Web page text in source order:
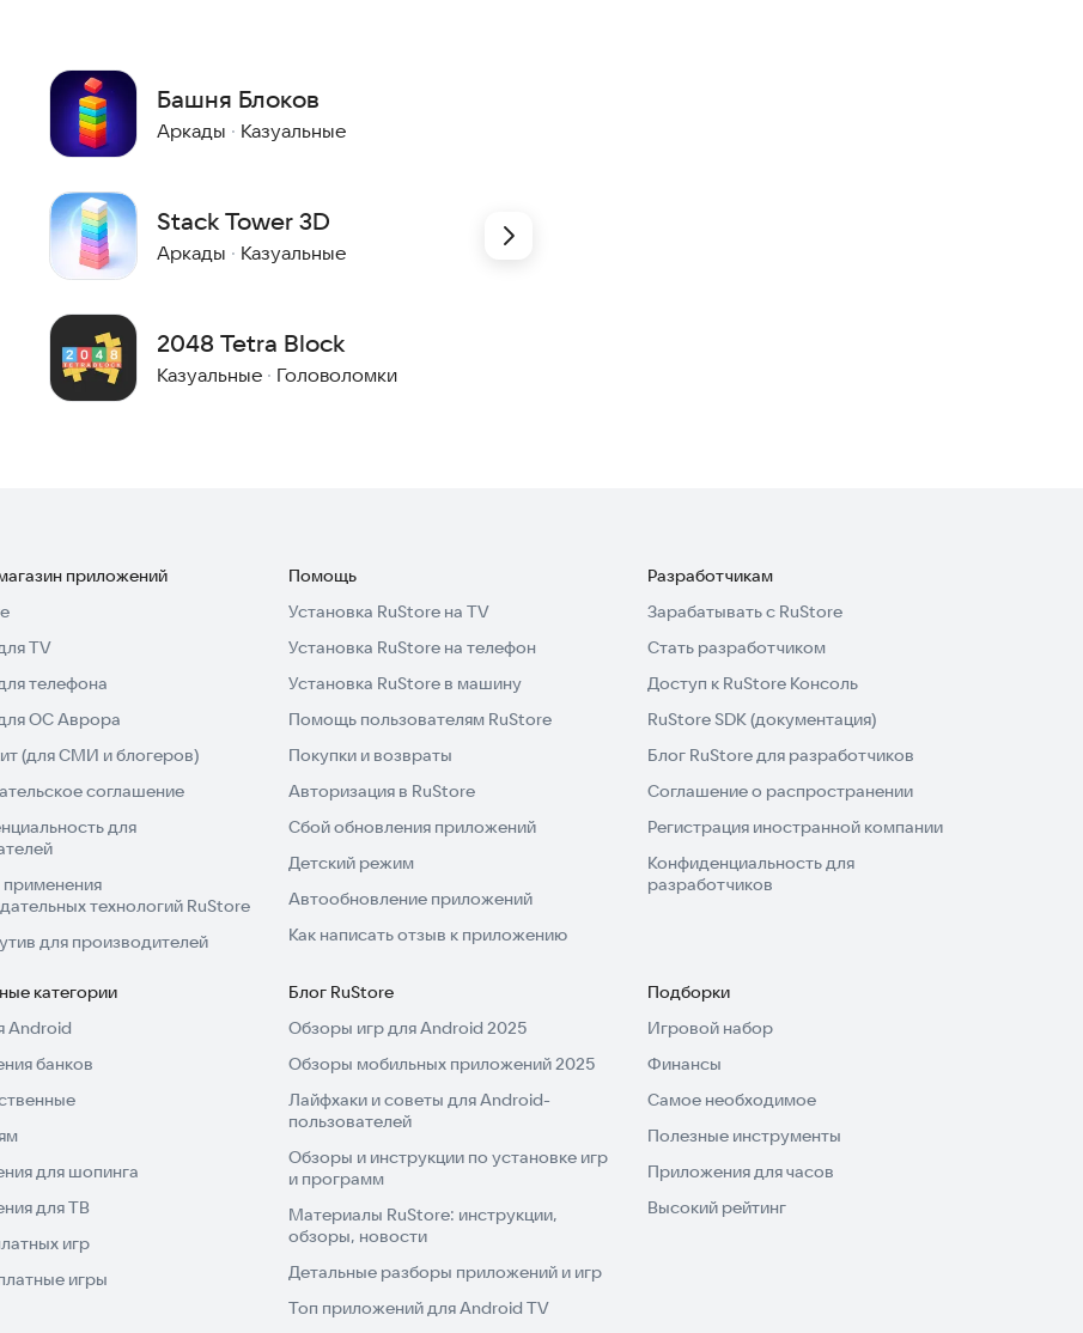
Башня Блоков
Аркады · Казуальные
Stack Tower 3D
Аркады · Казуальные
2048 Tetra Block
Казуальные · Головоломки
приложений
TV
телефона
ОС Аврора
(для СМИ и блогеров)
соглашение
для
технологий RuStore
для производителей
Помощь
Установка RuStore на TV
Установка RuStore на телефон
Установка RuStore в машину
Помощь пользователям RuStore
Покупки и возвраты
Авторизация в RuStore
Сбой обновления приложений
Детский режим
Автообновление приложений
Как написать отзыв к приложению
Разработчикам
Зарабатывать с RuStore
Стать разработчиком
Доступ к RuStore Консоль
RuStore SDK (документация)
Блог RuStore для разработчиков
Соглашение о распространении
Регистрация иностранной компании
Конфиденциальность для
разработчиков
категории
Android
банков
для шопинга
для ТВ
игр
игры
Блог RuStore
Обзоры игр для Android 2025
Обзоры мобильных приложений 2025
Лайфхаки и советы для Android-
пользователей
Обзоры и инструкции по установке игр
и программ
Материалы RuStore: инструкции,
обзоры, новости
Детальные разборы приложений и игр
Топ приложений для Android TV
Подборки
Игровой набор
Финансы
Самое необходимое
Полезные инструменты
Приложения для часов
Высокий рейтинг